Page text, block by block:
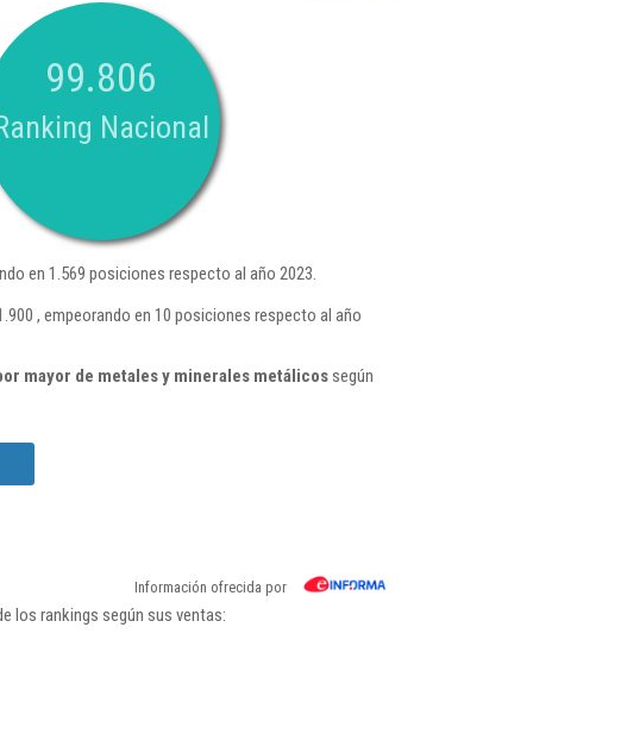
99.806
Nacional
en 1.569 posiciones respecto al año 2023.
, empeorando en 10 posiciones respecto al año
mayor de metales y minerales metálicossegún
Información ofrecida por
los rankings según sus ventas: